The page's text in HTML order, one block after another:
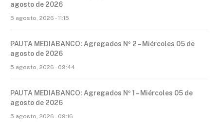
agosto de 2026
5 agosto, 2026 - 11:15
PAUTA MEDIABANCO: Agregados Nº 2 – Miércoles 05 de
agosto de 2026
5 agosto, 2026 - 09:44
PAUTA MEDIABANCO: Agregados Nº 1 – Miércoles 05 de
agosto de 2026
5 agosto, 2026 - 09:16